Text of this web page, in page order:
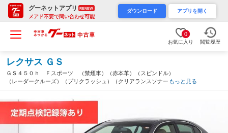
グーネットアプリ RENEW
メアド不要で問い合わせ可能
ダウンロード アプリを開く
0
お気に入り 閲覧履歴
レクサス ＧＳ
ＧＳ４５０ｈ Ｆスポーツ （禁煙車）（赤本革）（スピンドル）
（レーダークルーズ）（プリクラッシュ）（クリアランスソナー）
（ＨＵＤ）（エアシート）（シートヒーター）（シートメモリー）
もっと見る